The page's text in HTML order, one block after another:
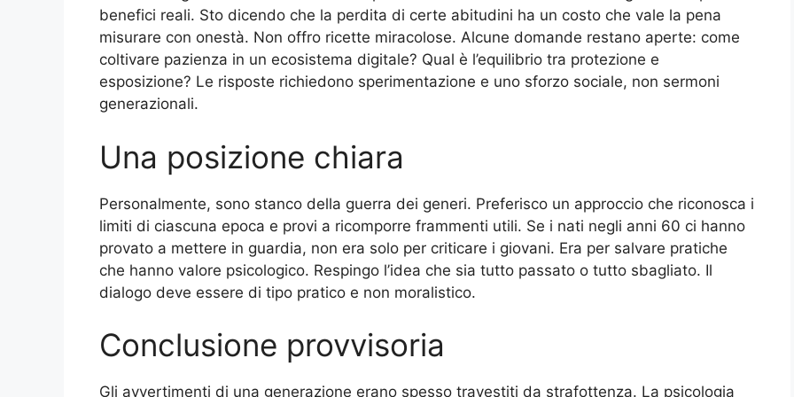
benefici reali. Sto dicendo che la perdita di certe abitudini ha un costo che vale la pena
misurare con onestà. Non offro ricette miracolose. Alcune domande restano aperte: come
coltivare pazienza in un ecosistema digitale? Qual è l’equilibrio tra protezione e
esposizione? Le risposte richiedono sperimentazione e uno sforzo sociale, non sermoni
generazionali.
Una posizione chiara
Personalmente, sono stanco della guerra dei generi. Preferisco un approccio che riconosca i
limiti di ciascuna epoca e provi a ricomporre frammenti utili. Se i nati negli anni 60 ci hanno
provato a mettere in guardia, non era solo per criticare i giovani. Era per salvare pratiche
che hanno valore psicologico. Respingo l’idea che sia tutto passato o tutto sbagliato. Il
dialogo deve essere di tipo pratico e non moralistico.
Conclusione provvisoria
Gli avvertimenti di una generazione erano spesso travestiti da strafottenza. La psicologia